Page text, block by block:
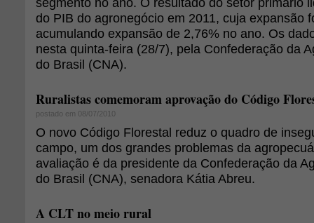
do PIB do agronegócio em 2011, cuja expansão
acumulando expansão de 2,76% no ano. Os
nesta quinta-feira (28/7), pela Confederação da
do Brasil (CNA).
Ruralistas comemoram aprovação do Código
postado em 08/07/2010
O novo Código Florestal reduz o quadro de
campo, um dos grandes problemas da
avaliação é da presidente da Confederação da
do Brasil (CNA), senadora Kátia Abreu.
A CLT no meio rural